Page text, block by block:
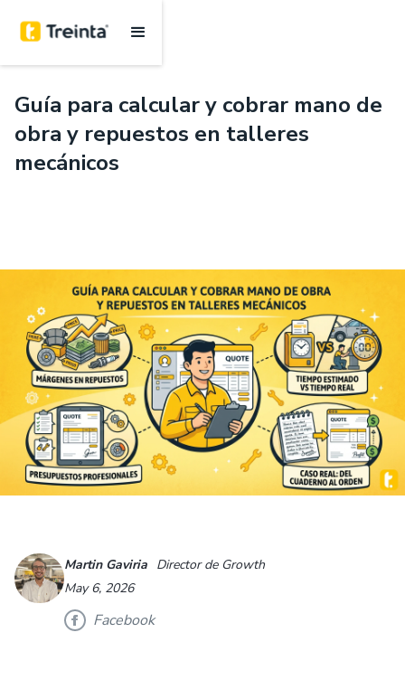
Guía para calcular y cobrar mano de
obra y repuestos en talleres
mecánicos
Martin Gaviria Director de Growth
May 6, 2026
Facebook